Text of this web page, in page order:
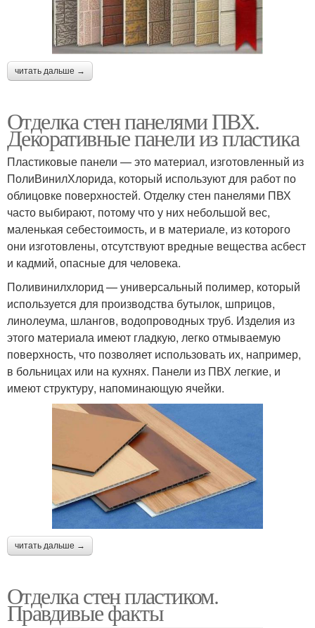
читать дальше →
Отделка стен панелями ПВХ.
Декоративные панели из пластика
Пластиковые панели — это материал, изготовленный из
ПолиВинилХлорида, который используют для работ по
облицовке поверхностей. Отделку стен панелями ПВХ
часто выбирают, потому что у них небольшой вес,
маленькая себестоимость, и в материале, из которого
они изготовлены, отсутствуют вредные вещества асбест
и кадмий, опасные для человека.
Поливинилхлорид — универсальный полимер, который
используется для производства бутылок, шприцов,
линолеума, шлангов, водопроводных труб. Изделия из
этого материала имеют гладкую, легко отмываемую
поверхность, что позволяет использовать их, например,
в больницах или на кухнях. Панели из ПВХ легкие, и
имеют структуру, напоминающую ячейки.
читать дальше →
Отделка стен пластиком.
Правдивые факты